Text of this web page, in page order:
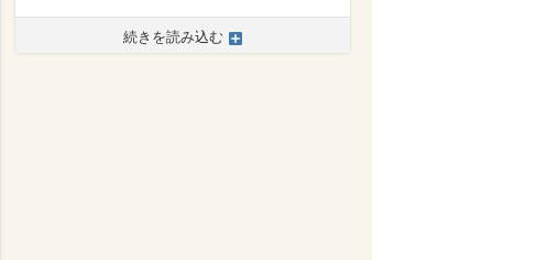
続きを読み込む